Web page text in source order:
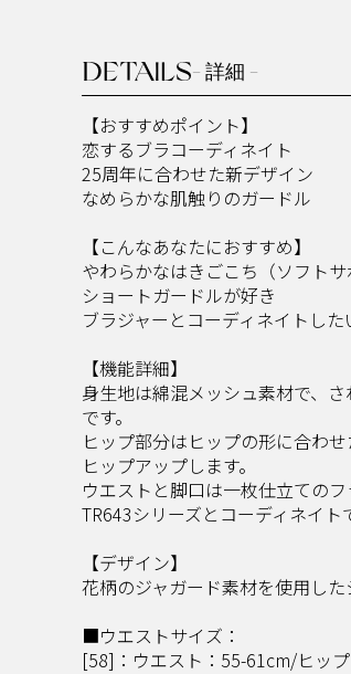
DETAILS- 詳細 -
【おすすめポイント】​
恋するブラコーディネイト​
25周年に合わせた新デザイン​
なめらかな肌触りのガードル​
【こんなあなたにおすすめ】​
やわらかなはきごこち（ソフトサ
ショートガードルが好き​
ブラジャーとコーディネイトした
【機能詳細】​
身生地は綿混メッシュ素材で、
です。​
ヒップ部分はヒップの形に合わ
ヒップアップします。​
ウエストと脚口は一枚仕立ての
TR643シリーズとコーディネイト
【デザイン】​
花柄のジャガード素材を使用した
■ウエストサイズ：
[58]：ウエスト：55-61cm/ヒッ